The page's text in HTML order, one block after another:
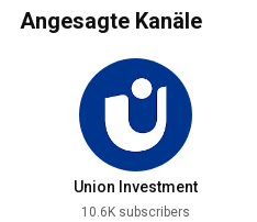
Angesagte Kanäle
Union Investment
10.6K subscribers